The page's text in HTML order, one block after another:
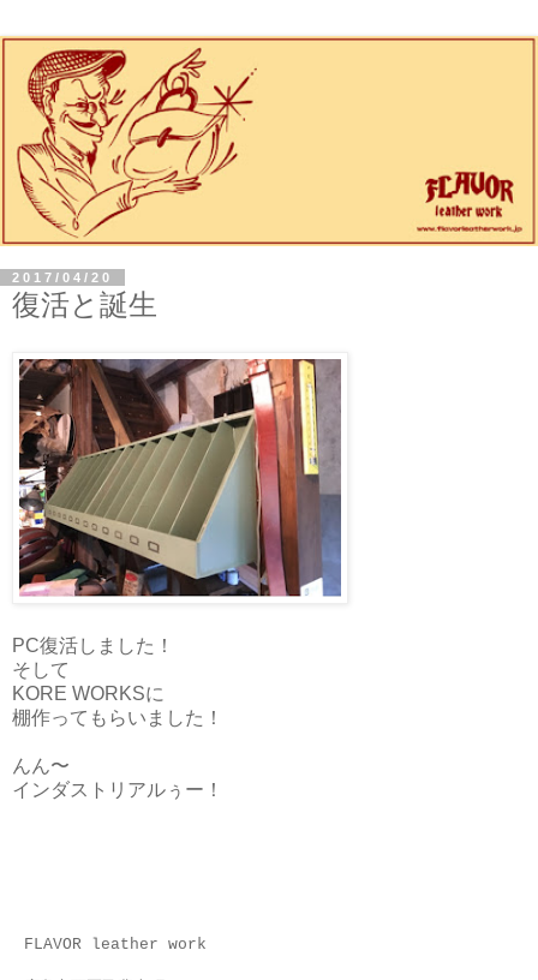
2017/04/20
復活と誕生
PC復活しました！
そして
KORE WORKSに
棚作ってもらいました！
んん〜
インダストリアルぅー！
FLAVOR leather work